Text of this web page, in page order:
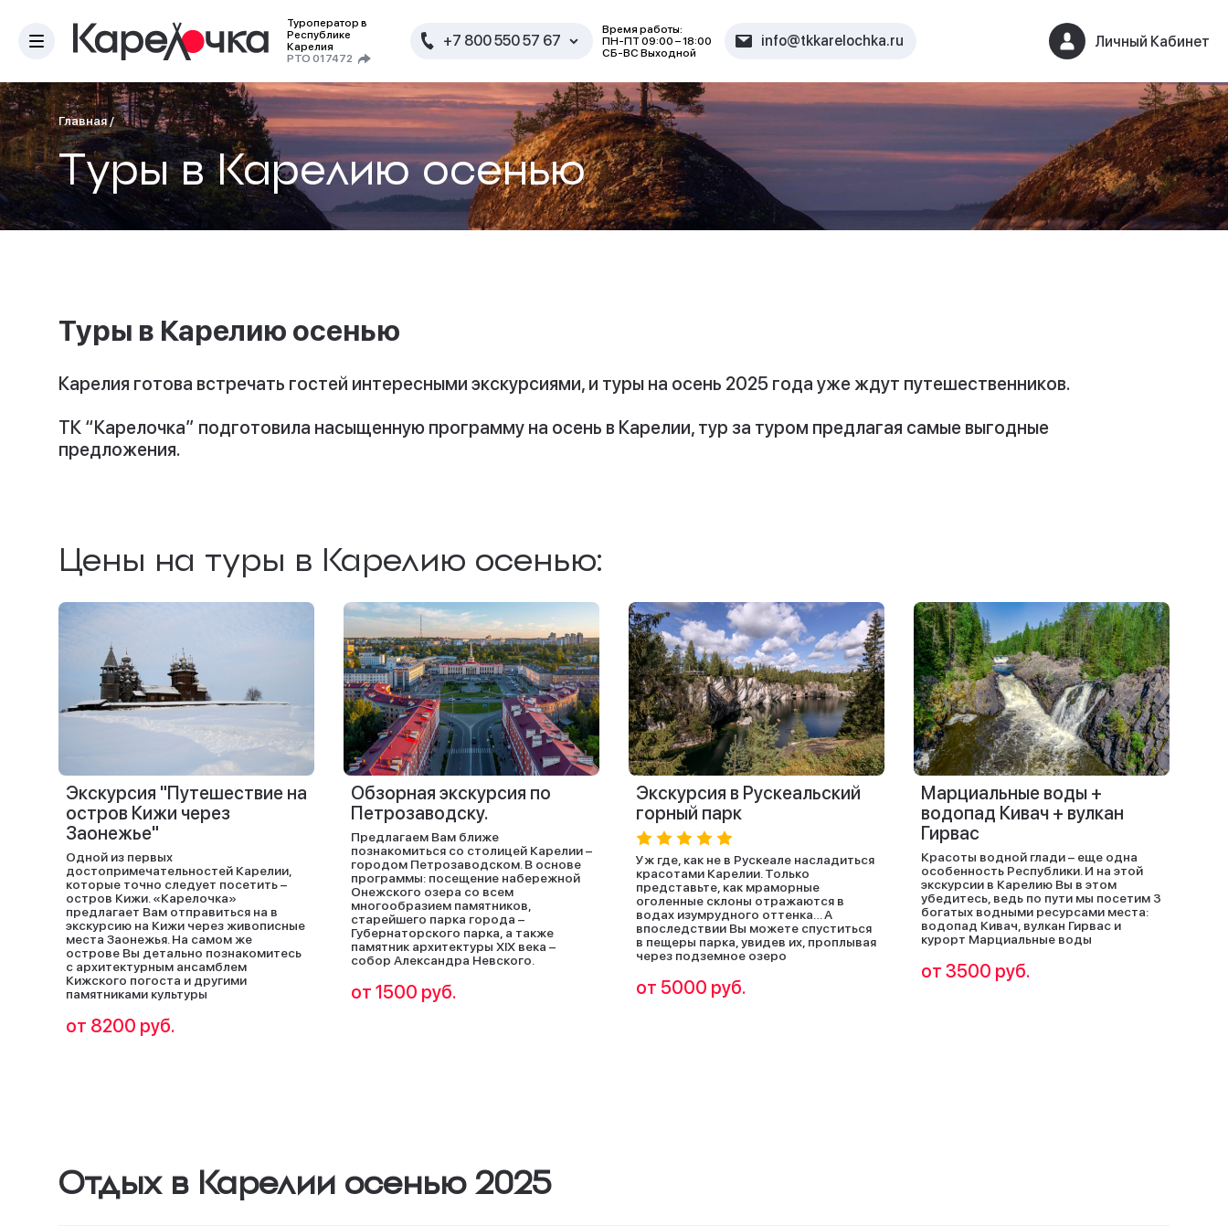
Туроператор в
Республике
Карелия
РТО 017472
+7 800 550 57 67
Время работы:
ПН-ПТ 09:00 – 18:00
СБ-ВС Выходной
info@tkkarelochka.ru Личный Кабинет
Главная/
Туры в Карелию осенью
Туры в Карелию осенью
Карелия готова встречать гостей интересными экскурсиями, и туры на осень 2025 года уже ждут путешественников.
ТК “Карелочка” подготовила насыщенную программу на осень в Карелии, тур за туром предлагая самые выгодные
предложения.
Цены на туры в Карелию осенью:
Экскурсия "Путешествие на
остров Кижи через
Заонежье"
Одной из первых
достопримечательностей Карелии,
которые точно следует посетить –
остров Кижи. «Карелочка»
предлагает Вам отправиться на в
экскурсию на Кижи через живописные
места Заонежья. На самом же
острове Вы детально познакомитесь
с архитектурным ансамблем
Кижского погоста и другими
памятниками культуры
от 8200 руб.
Обзорная экскурсия по
Петрозаводску.
Предлагаем Вам ближе
познакомиться со столицей Карелии –
городом Петрозаводском. В основе
программы: посещение набережной
Онежского озера со всем
многообразием памятников,
старейшего парка города –
Губернаторского парка, а также
памятник архитектуры XIX века –
собор Александра Невского.
от 1500 руб.
Экскурсия в Рускеальский
горный парк
Уж где, как не в Рускеале насладиться
красотами Карелии. Только
представьте, как мраморные
оголенные склоны отражаются в
водах изумрудного оттенка… А
впоследствии Вы можете спуститься
в пещеры парка, увидев их, проплывая
через подземное озеро
от 5000 руб.
Марциальные воды +
водопад Кивач + вулкан
Гирвас
Красоты водной глади – еще одна
особенность Республики. И на этой
экскурсии в Карелию Вы в этом
убедитесь, ведь по пути мы посетим 3
богатых водными ресурсами места:
водопад Кивач, вулкан Гирвас и
курорт Марциальные воды
от 3500 руб.
Отдых в Карелии осенью 2025